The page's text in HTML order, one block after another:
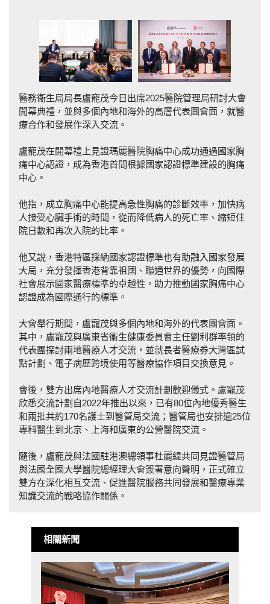
醫務衞生局局長盧寵茂今日出席2025醫院管理局研討大會
開幕典禮，並與多個內地和海外的高層代表團會面，就醫
療合作和發展作深入交流。
盧寵茂在開幕禮上見證瑪麗醫院胸痛中心成功通過國家胸
痛中心認證，成為香港首間根據國家認證標準建設的胸痛
中心。
他指，成立胸痛中心能提高急性胸痛的診斷效率，加快病
人接受心臟手術的時間，從而降低病人的死亡率、縮短住
院日數和再次入院的比率。
他又說，香港特區採納國家認證標準也有助融入國家發展
大局，充分發揮香港背靠祖國、聯通世界的優勢，向國際
社會展示國家醫療標準的卓越性，助力推動國家胸痛中心
認證成為國際通行的標準。
大會舉行期間，盧寵茂與多個內地和海外的代表團會面。
其中，盧寵茂與廣東省衞生健康委員會主任劉利群率領的
代表團探討兩地醫療人才交流，並就長者醫療券大灣區試
點計劃、電子病歷跨境使用等醫療協作項目交換意見。
會後，雙方出席內地醫療人才交流計劃歡迎儀式。盧寵茂
欣悉交流計劃自2022年推出以來，已有80位內地優秀醫生
和兩批共約170名護士到醫管局交流；醫管局也安排逾25位
專科醫生到北京、上海和廣東的公營醫院交流。
隨後，盧寵茂與法國駐港澳總領事杜麗緹共同見證醫管局
與法國全國大學醫院總經理大會簽署意向聲明，正式確立
雙方在深化相互交流、促進醫院服務共同發展和醫療專業
知識交流的戰略協作關係。
相關新聞